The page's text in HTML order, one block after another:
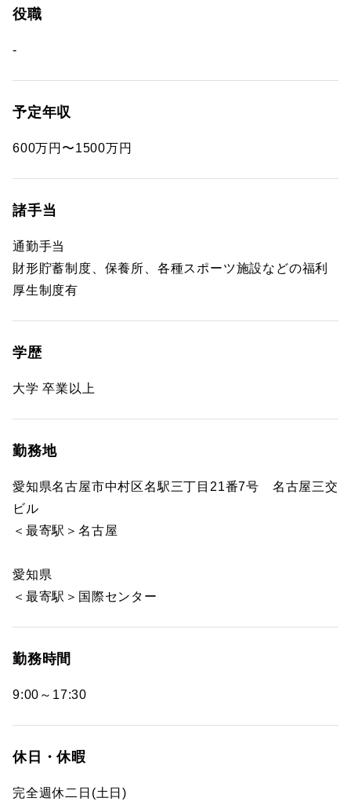
役職
-
予定年収
600万円〜1500万円
諸手当
通勤手当
財形貯蓄制度、保養所、各種スポーツ施設などの福利
厚生制度有
学歴
大学 卒業以上
勤務地
愛知県名古屋市中村区名駅三丁目21番7号 名古屋三交
ビル
＜最寄駅＞名古屋
愛知県
＜最寄駅＞国際センター
勤務時間
9:00～17:30
休日・休暇
完全週休二日(土日)